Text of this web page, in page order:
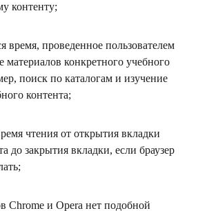
контенту;
время, проведенное пользователем
материалов конкретного учебного
поиск по каталогам и изучение
контента;
чтения от открытия вкладки
до закрытия вкладки, если браузер
Chrome и Opera нет подобной